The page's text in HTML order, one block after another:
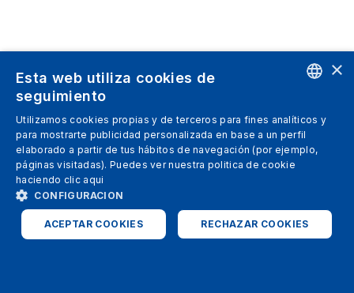
SPANISH
ITALIAN
ENGLISH
×
Esta web utiliza cookies de
seguimiento
Utilizamos cookies propias y de terceros para fines analíticos y
para mostrarte publicidad personalizada en base a un perfil
elaborado a partir de tus hábitos de navegación (por ejemplo,
páginas visitadas). Puedes ver nuestra politica de cookie
haciendo clic aqui
CONFIGURACION
ACEPTAR COOKIES RECHAZAR COOKIES